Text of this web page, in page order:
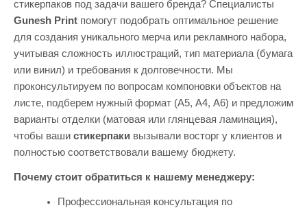
стикерпаков под задачи вашего бренда? Специалисты
Gunesh Print помогут подобрать оптимальное решение
для создания уникального мерча или рекламного набора,
учитывая сложность иллюстраций, тип материала (бумага
или винил) и требования к долговечности. Мы
проконсультируем по вопросам компоновки объектов на
листе, подберем нужный формат (А5, А4, А6) и предложим
варианты отделки (матовая или глянцевая ламинация),
чтобы ваши стикерпаки вызывали восторг у клиентов и
полностью соответствовали вашему бюджету.
Почему стоит обратиться к нашему менеджеру:
Профессиональная консультация по